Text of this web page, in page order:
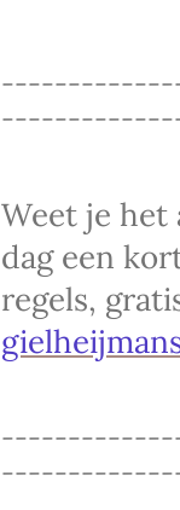
Weet je het
dag een
regels,